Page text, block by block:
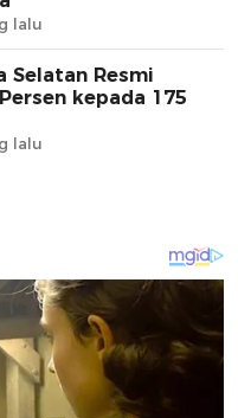
lalu
Selatan Resmi
kepada 175
lalu